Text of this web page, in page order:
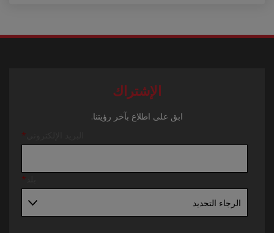
الإشتراك
ابق على اطلاع بآخر رؤيتنا.
*
*